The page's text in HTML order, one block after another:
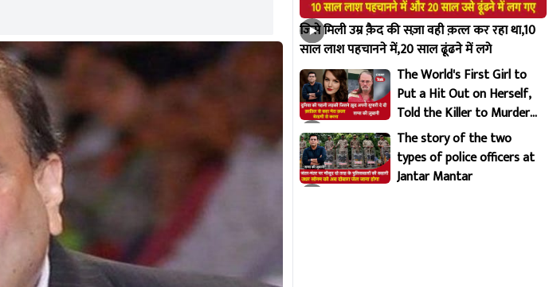
जिसे मिली उम्र क़ैद की सज़ा वही क़त्ल कर रहा था,10
साल लाश पहचानने में,20 साल ढूंढने में लगे
The World's First Girl to
Put a Hit Out on Herself,
Told the Killer to Murder
Her Brutally
The story of the two
types of police officers at
Jantar Mantar